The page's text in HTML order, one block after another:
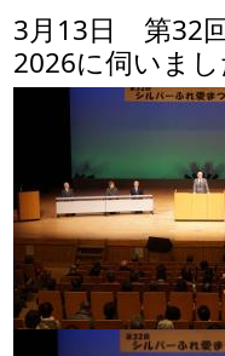
3月13日 第32
2026に伺いまし